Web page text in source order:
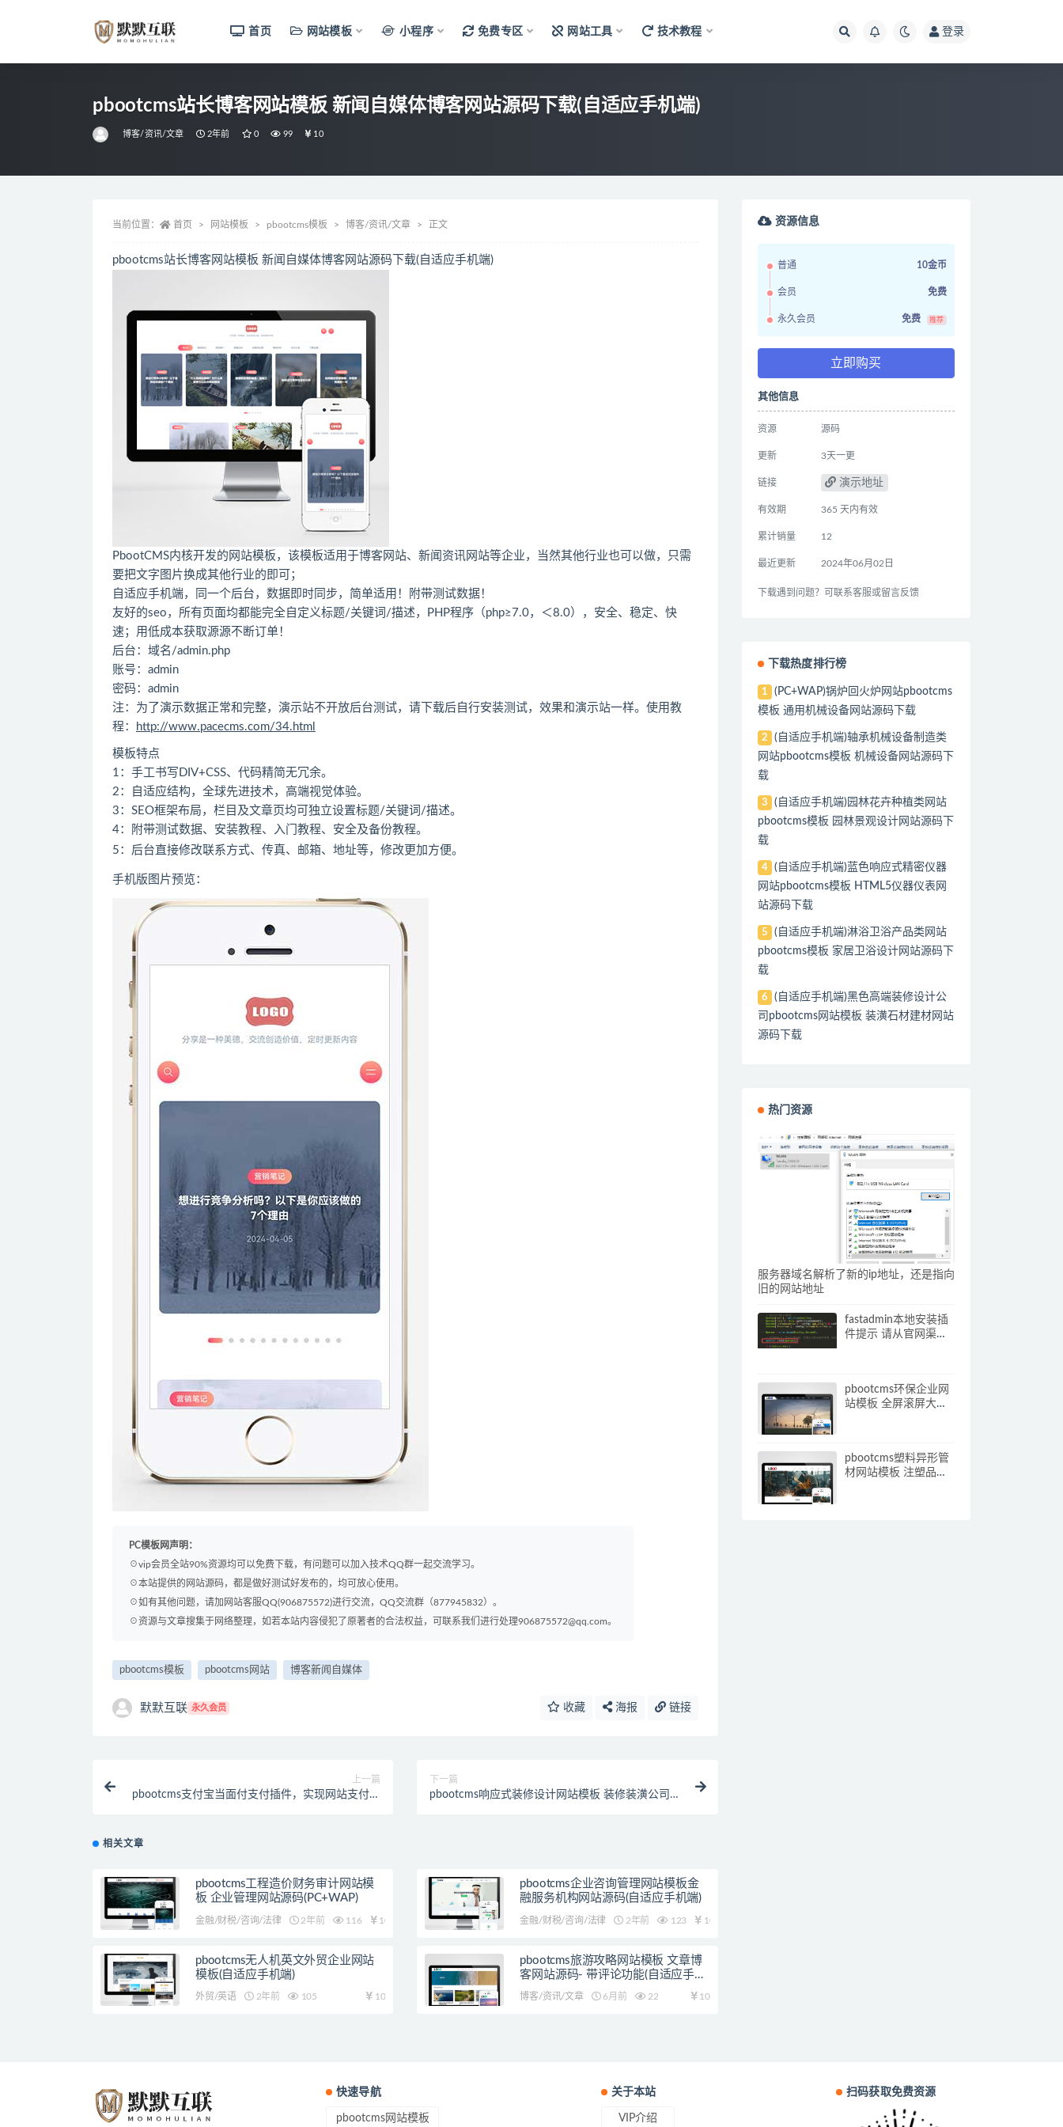
首页 网站模板 小程序 免费专区 网站工具 技术教程 登录
pbootcms站长博客网站模板 新闻自媒体博客网站源码下载(自适应手机端)
博客/资讯/文章 2年前 0 99 10
当前位置： 首页 网站模板 pbootcms模板 博客/资讯/文章 正文
pbootcms站长博客网站模板 新闻自媒体博客网站源码下载(自适应手机端)
PbootCMS内核开发的网站模板，该模板适用于博客网站、新闻资讯网站等企业，当然其他行业也可以做，只需
要把文字图片换成其他行业的即可；
自适应手机端，同一个后台，数据即时同步，简单适用！附带测试数据！
友好的seo，所有页面均都能完全自定义标题/关键词/描述，PHP程序（php≥7.0，＜8.0），安全、稳定、快
速；用低成本获取源源不断订单！
后台：域名/admin.php
账号：admin
密码：admin
注：为了演示数据正常和完整，演示站不开放后台测试，请下载后自行安装测试，效果和演示站一样。使用教
程：
http://www.pacecms.com/34.html
模板特点
1：手工书写DIV+CSS、代码精简无冗余。
2：自适应结构，全球先进技术，高端视觉体验。
3：SEO框架布局，栏目及文章页均可独立设置标题/关键词/描述。
4：附带测试数据、安装教程、入门教程、安全及备份教程。
5：后台直接修改联系方式、传真、邮箱、地址等，修改更加方便。
手机版图片预览：
PC模板网声明：
☉vip会员全站90%资源均可以免费下载，有问题可以加入技术QQ群一起交流学习。
☉本站提供的网站源码，都是做好测试好发布的，均可放心使用。
☉如有其他问题，请加网站客服QQ(906875572)进行交流，QQ交流群（877945832）。
☉资源与文章搜集于网络整理，如若本站内容侵犯了原著者的合法权益，可联系我们进行处理906875572@qq.com。
pbootcms模板 pbootcms网站 博客新闻自媒体
默默互联 永久会员 收藏 海报 链接
上一篇
pbootcms支付宝当面付支付插件，实现网站支付功
下一篇
pbootcms响应式装修设计网站模板 装修装潢公司网
相关文章
pbootcms工程造价财务审计网站模
板 企业管理网站源码(PC+WAP)
金融/财税/咨询/法律 2年前 116 10
pbootcms企业咨询管理网站模板金
融服务机构网站源码(自适应手机端)
金融/财税/咨询/法律 2年前 123 10
pbootcms无人机英文外贸企业网站
模板(自适应手机端)
外贸/英语 2年前 105 10
pbootcms旅游攻略网站模板 文章博
客网站源码- 带评论功能(自适应手机
版)
博客/资讯/文章 6月前 22 10
资源信息
普通 10金币
会员 免费
永久会员 免费 推荐
立即购买
其他信息
资源 源码
更新 3天一更
链接 演示地址
有效期 365 天内有效
累计销量 12
最近更新 2024年06月02日
下载遇到问题？可联系客服或留言反馈
下载热度排行榜
1
(PC+WAP)锅炉回火炉网站pbootcms
模板 通用机械设备网站源码下载
2
(自适应手机端)轴承机械设备制造类
网站pbootcms模板 机械设备网站源码下
载
3
(自适应手机端)园林花卉种植类网站
pbootcms模板 园林景观设计网站源码下
载
4
(自适应手机端)蓝色响应式精密仪器
网站pbootcms模板 HTML5仪器仪表网
站源码下载
5
(自适应手机端)淋浴卫浴产品类网站
pbootcms模板 家居卫浴设计网站源码下
载
6
(自适应手机端)黑色高端装修设计公
司pbootcms网站模板 装潢石材建材网站
源码下载
热门资源
服务器域名解析了新的ip地址，还是指向
旧的网站地址
fastadmin本地安装插
件提示 请从官网渠道
pbootcms环保企业网
站模板 全屏滚屏大气
pbootcms塑料异形管
材网站模板 注塑品网
快速导航
pbootcms网站模板
关于本站
VIP介绍
扫码获取免费资源